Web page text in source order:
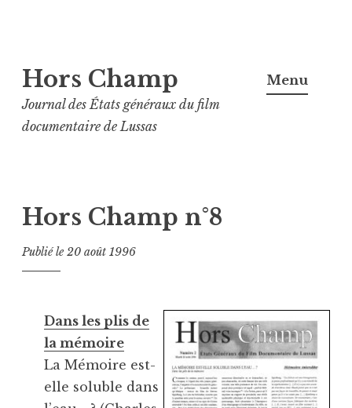
au
contenu
principal
Hors Champ
Journal des États généraux du film
documentaire de Lussas
Menu
Hors Champ n°8
Publié le20 août 1996
Dans les plis de
la mémoire
La Mémoire est-
elle soluble dans